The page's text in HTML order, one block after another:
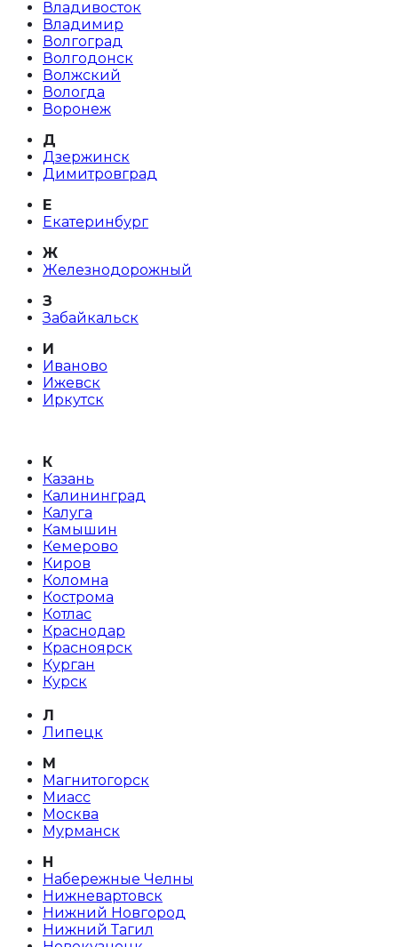
Владивосток
Владимир
Волгоград
Волгодонск
Волжский
Вологда
Воронеж
Д
Дзержинск
Димитровград
Е
Екатеринбург
Ж
Железнодорожный
З
Забайкальск
И
Иваново
Ижевск
Иркутск
К
Казань
Калининград
Калуга
Камышин
Кемерово
Киров
Коломна
Кострома
Котлас
Краснодар
Красноярск
Курган
Курск
Л
Липецк
М
Магнитогорск
Миасс
Москва
Мурманск
Н
Набережные Челны
Нижневартовск
Нижний Новгород
Нижний Тагил